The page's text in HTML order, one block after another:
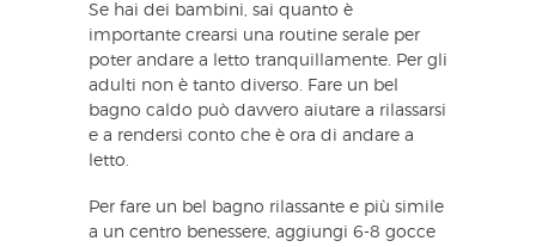
Se hai dei bambini, sai quanto è
importante crearsi una routine serale per
poter andare a letto tranquillamente. Per gli
adulti non è tanto diverso. Fare un bel
bagno caldo può davvero aiutare a rilassarsi
e a rendersi conto che è ora di andare a
letto.
Per fare un bel bagno rilassante e più simile
a un centro benessere, aggiungi 6-8 gocce